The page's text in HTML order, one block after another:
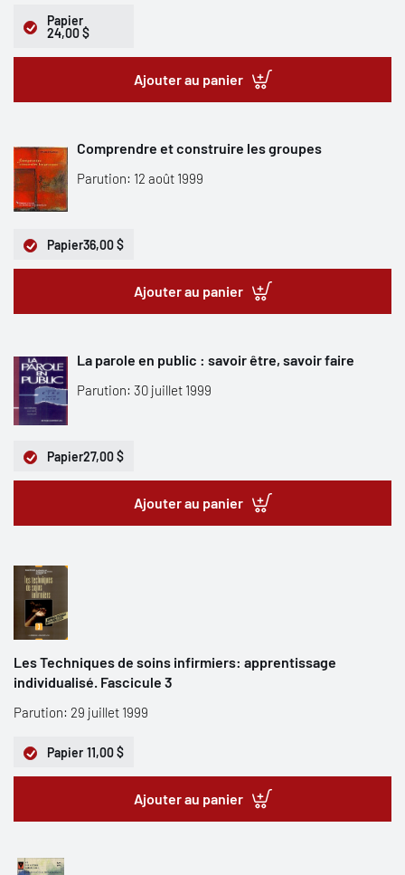
Papier
24,00 $
Ajouter au panier
Comprendre et construire les groupes
Parution: 12 août 1999
Papier36,00 $
Ajouter au panier
La parole en public : savoir être, savoir faire
Parution: 30 juillet 1999
Papier27,00 $
Ajouter au panier
Les Techniques de soins infirmiers: apprentissage
individualisé. Fascicule 3
Parution: 29 juillet 1999
Papier 11,00 $
Ajouter au panier